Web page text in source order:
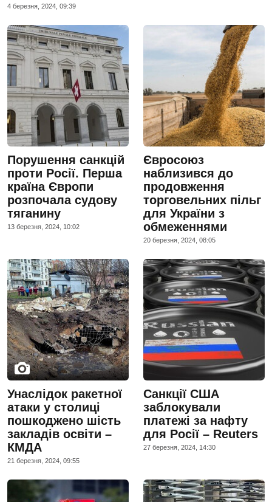
4 березня, 2024, 09:39
Порушення санкцій
проти Росії. Перша
країна Європи
розпочала судову
тяганину
13 березня, 2024, 10:02
Євросоюз
наблизився до
продовження
торговельних пільг
для України з
обмеженнями
20 березня, 2024, 08:05
Унаслідок ракетної
атаки у столиці
пошкоджено шість
закладів освіти –
КМДА
21 березня, 2024, 09:55
Санкції США
заблокували
платежі за нафту
для Росії – Reuters
27 березня, 2024, 14:30